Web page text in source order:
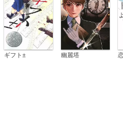
ギフト± 幽麗塔